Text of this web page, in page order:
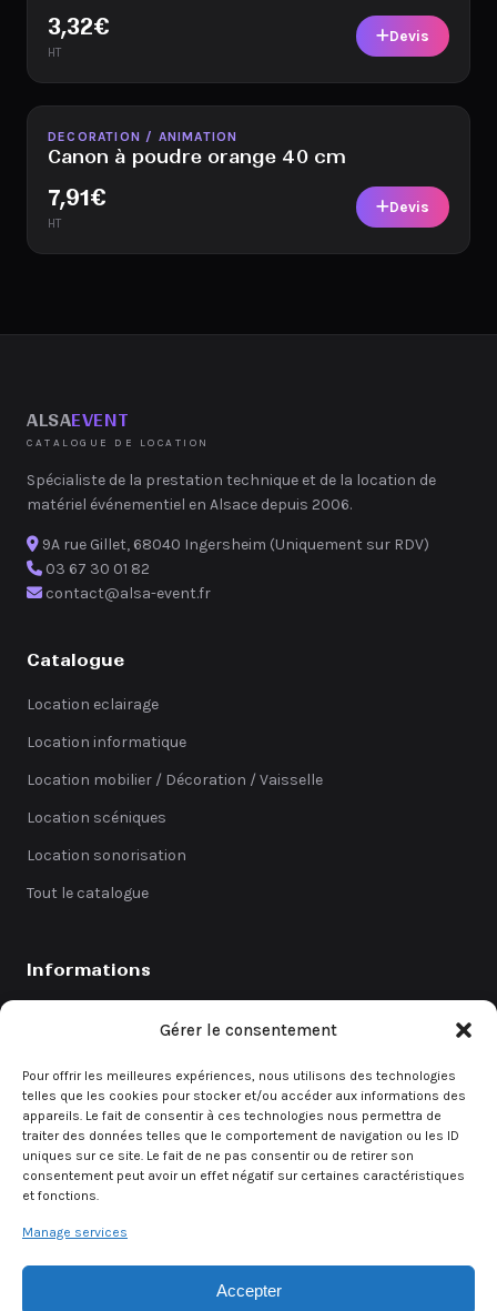
Gérer le consentement
Pour offrir les meilleures expériences, nous utilisons des technologies
telles que les cookies pour stocker et/ou accéder aux informations des
appareils. Le fait de consentir à ces technologies nous permettra de
traiter des données telles que le comportement de navigation ou les ID
uniques sur ce site. Le fait de ne pas consentir ou de retirer son
consentement peut avoir un effet négatif sur certaines caractéristiques
et fonctions.
Manage services
Accepter
3,32€
HT
Devis
Disponible
DECORATION / ANIMATION
Canon à poudre orange 40 cm
7,91€
HT
Devis
ALSAEVENT
CATALOGUE DE LOCATION
Spécialiste de la prestation technique et de la location de
matériel événementiel en Alsace depuis 2006.
9A rue Gillet, 68040 Ingersheim (Uniquement sur RDV)
03 67 30 01 82
contact@alsa-event.fr
Catalogue
Location eclairage
Location informatique
Location mobilier / Décoration / Vaisselle
Location scéniques
Location sonorisation
Tout le catalogue
Informations
Contact
Demande de devis
Demande rapide
Un besoin urgent ? Contactez directement notre équipe.